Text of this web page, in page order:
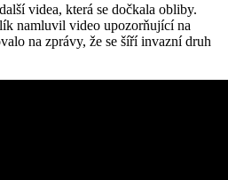
videa, která se dočkala obliby.
namluvil video upozorňující na
na zprávy, že se šíří invazní druh